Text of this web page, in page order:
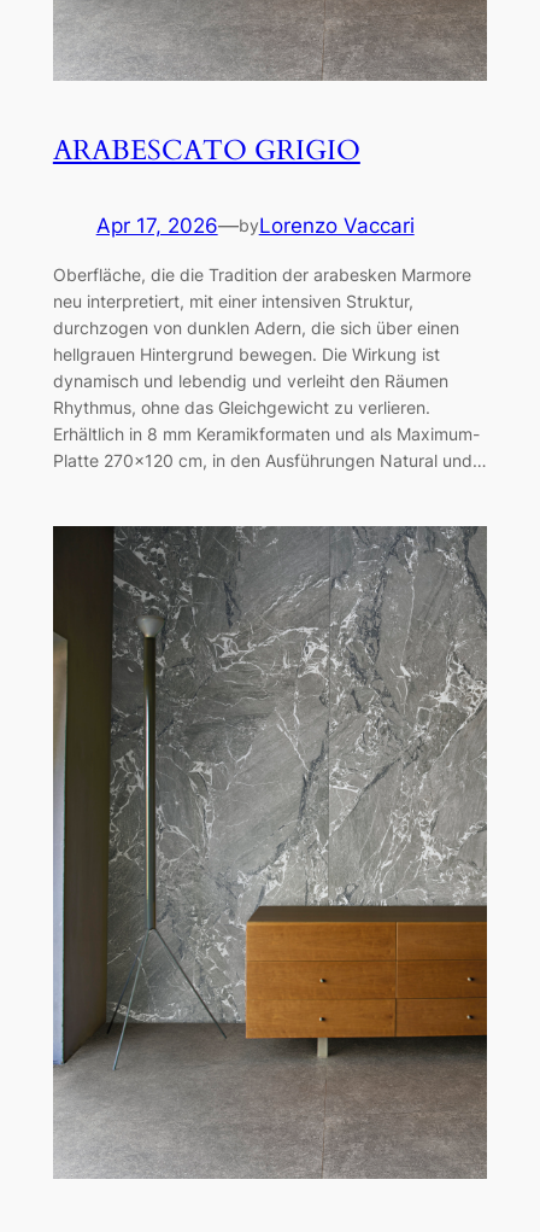
ARABESCATO GRIGIO
Apr 17, 2026—byLorenzo Vaccari
Oberfläche, die die Tradition der arabesken Marmore
neu interpretiert, mit einer intensiven Struktur,
durchzogen von dunklen Adern, die sich über einen
hellgrauen Hintergrund bewegen. Die Wirkung ist
dynamisch und lebendig und verleiht den Räumen
Rhythmus, ohne das Gleichgewicht zu verlieren.
Erhältlich in 8 mm Keramikformaten und als Maximum-
Platte 270×120 cm, in den Ausführungen Natural und…